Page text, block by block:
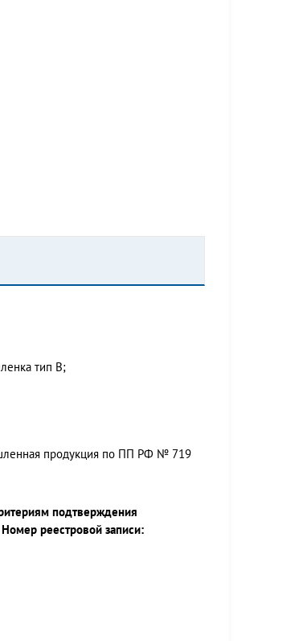
тип В;
продукция по ПП РФ № 719
подтверждения
реестровой записи: